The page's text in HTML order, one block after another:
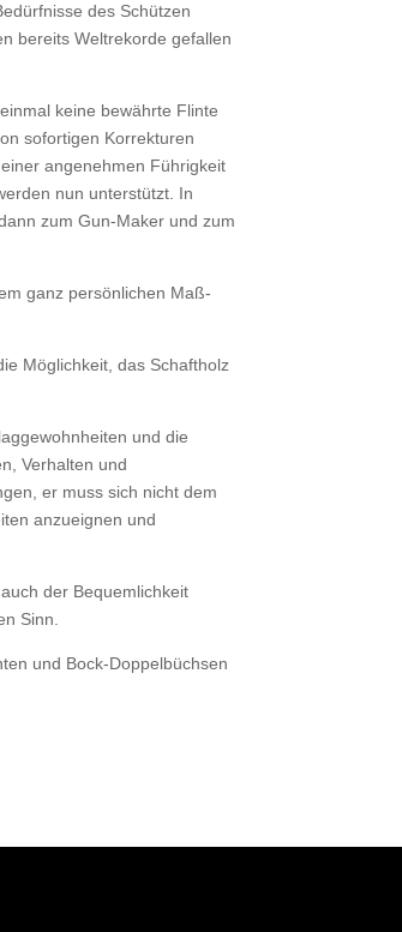
des Schützen
bereits Weltrekorde gefallen
keine bewährte Flinte
sofortigen Korrekturen
angenehmen Führigkeit
nun unterstützt. In
zum Gun-Maker und zum
ganz persönlichen Maß-
Möglichkeit, das Schaftholz
und die
Verhalten und
er muss sich nicht dem
anzueignen und
der Bequemlichkeit
Sinn.
und Bock-Doppelbüchsen